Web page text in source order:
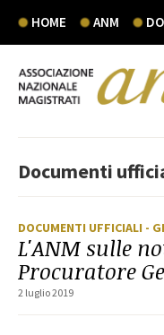
HOME ANM
Documenti
DOCUMENTI UFFICIALI -
L'ANM sulle
Procuratore
2 luglio 2019